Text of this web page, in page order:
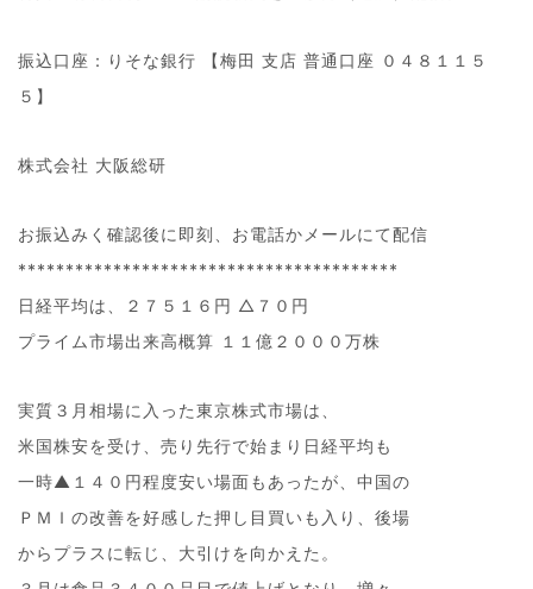
振込口座：りそな銀行 【梅田 支店 普通口座 ０４８１１５
５】
株式会社 大阪総研
お振込みく確認後に即刻、お電話かメールにて配信
****************************************
日経平均は、２７５１６円 △７０円
プライム市場出来高概算 １１億２０００万株
実質３月相場に入った東京株式市場は、
米国株安を受け、売り先行で始まり日経平均も
一時▲１４０円程度安い場面もあったが、中国の
ＰＭＩの改善を好感した押し目買いも入り、後場
からプラスに転じ、大引けを向かえた。